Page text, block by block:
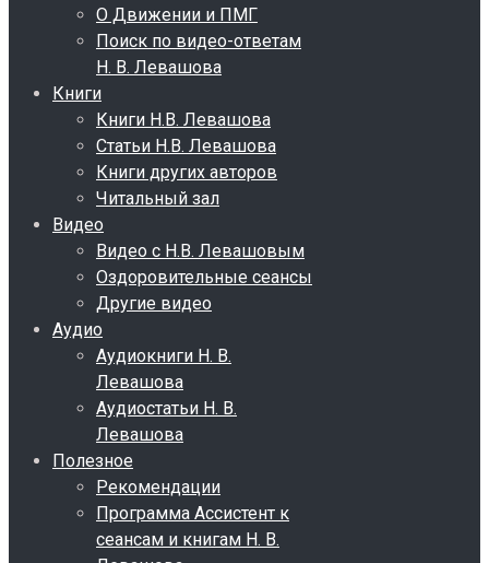
О Движении и ПМГ
Поиск по видео-ответам
Н. В. Левашова
Книги
Книги Н.В. Левашова
Статьи Н.В. Левашова
Книги других авторов
Читальный зал
Видео
Видео с Н.В. Левашовым
Оздоровительные сеансы
Другие видео
Аудио
Аудиокниги Н. В.
Левашова
Аудиостатьи Н. В.
Левашова
Полезное
Рекомендации
Программа Ассистент к
сеансам и книгам Н. В.